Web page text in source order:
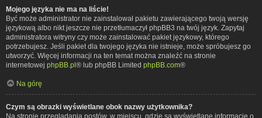
Mojego języka nie ma na liście!
Być może administrator nie zainstalował pakietu zawierającego twoją wersję
językową albo nikt jeszcze nie przetłumaczył phpBB3 na twój język. Zapytaj
administratora witryny czy może zainstalować pakiet językowy, którego
potrzebujesz. Jeśli pakiet dla twojego języka nie istnieje, może spróbujesz go
utworzyć. Więcej informacji na ten temat można znaleźć na stronie
internetowej phpBB.pl® lub phpBB Limited phpBB.com®
Na górę
Czym są obrazki wyświetlane obok nazwy użytkownika?
Na stronie przeglądania postów, w miejscu, gdzie są wyświetlane informacje o